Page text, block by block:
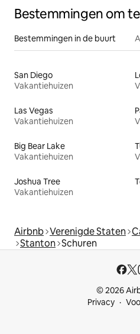
Bestemmingen om
Bestemmingen in de buurt
San Diego
Vakantiehuizen
Las Vegas
Vakantiehuizen
Big Bear Lake
Vakantiehuizen
Joshua Tree
Vakantiehuizen
Airbnb Verenigde Staten
Stanton Schuren
© 2026
Privacy